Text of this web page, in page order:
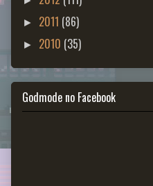
► 2011 (86)
► 2010 (35)
Godmode no Facebook